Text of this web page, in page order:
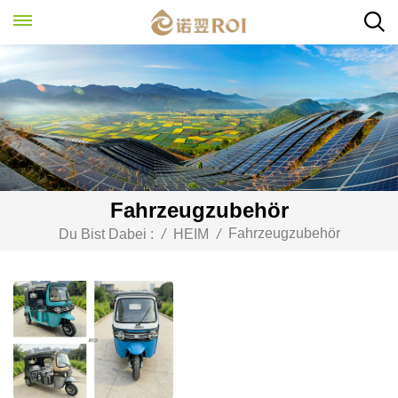
Fahrzeugzubehör
Du Bist Dabei : / HEIM / Fahrzeugzubehör